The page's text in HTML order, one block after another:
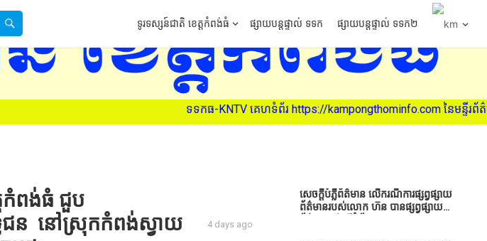
ទទកធ-KNTV គេហទំព័រ https://kampongthominfo.com នៃមន្ទីរព័ត៌មាន ខេត្តកំពង់ធំ (សូមអ
ទូរទស្សន៍ជាតិ ខេត្តកំពង់ធំ ផ្សាយបន្តផ្ទាល់ ទទក ផ្សាយបន្តផ្ទាល់ ទទក២
កំពង់ធំ ជួប
ន នៅស្រុក​កំពង់​ស្វាយ
សេចក្តីបំភ្លឺព័ត៌មាន លេីករណីការផ្សព្វផ្សាយ
ព័ត៌មានរបស់លោក ហ៊ន បានផ្សព្វផ្សាយ
4 days ago